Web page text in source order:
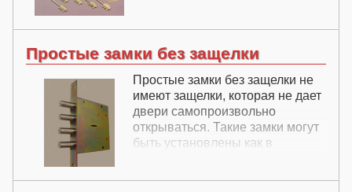
Простые замки без защелки
Простые замки без защелки не
имеют защелки, которая не дает
двери самопроизвольно
открываться. Такие замки могут
быть установлены как в